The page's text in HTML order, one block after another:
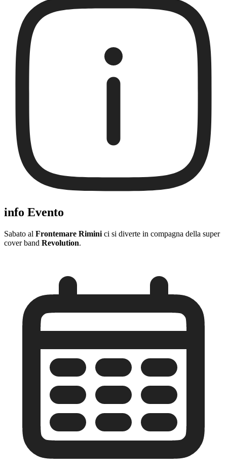
info Evento
Sabato al Frontemare Rimini ci si diverte in compagna della super
cover band Revolution.